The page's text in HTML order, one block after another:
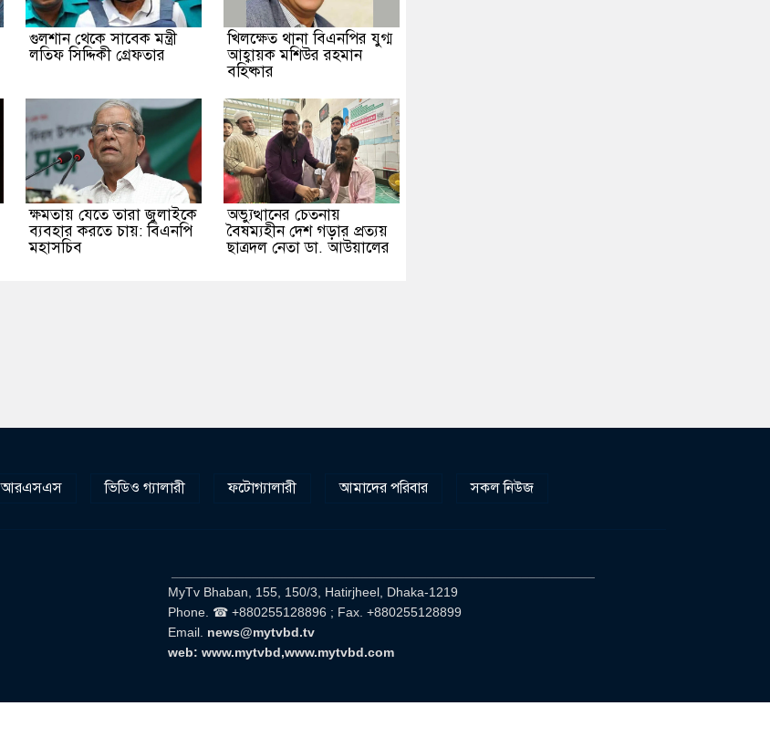
গুলশান থেকে সাবেক মন্ত্রী
লতিফ সিদ্দিকী গ্রেফতার
খিলক্ষেত থানা বিএনপির যুগ্ম
আহ্বায়ক মশিউর রহমান
বহিষ্কার
ক্ষমতায় যেতে তারা জুলাইকে
ব্যবহার করতে চায়: বিএনপি
মহাসচিব
অভ্যুত্থানের চেতনায়
বৈষম্যহীন দেশ গড়ার প্রত্যয়
ছাত্রদল নেতা ডা. আউয়ালের
আরএসএস ভিডিও গ্যালারী ফটোগ্যালারী আমাদের পরিবার সকল নিউজ
MyTv Bhaban, 155, 150/3, Hatirjheel, Dhaka-1219
Phone. ☎ +880255128896 ; Fax. +880255128899
Email. news@mytvbd.tv
web: www.mytvbd,www.mytvbd.com